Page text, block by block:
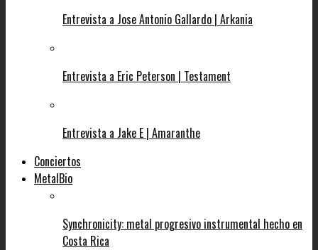
Entrevista a Jose Antonio Gallardo | Arkania
Entrevista a Eric Peterson | Testament
Entrevista a Jake E | Amaranthe
Conciertos
MetalBio
Synchronicity: metal progresivo instrumental hecho en
Costa Rica